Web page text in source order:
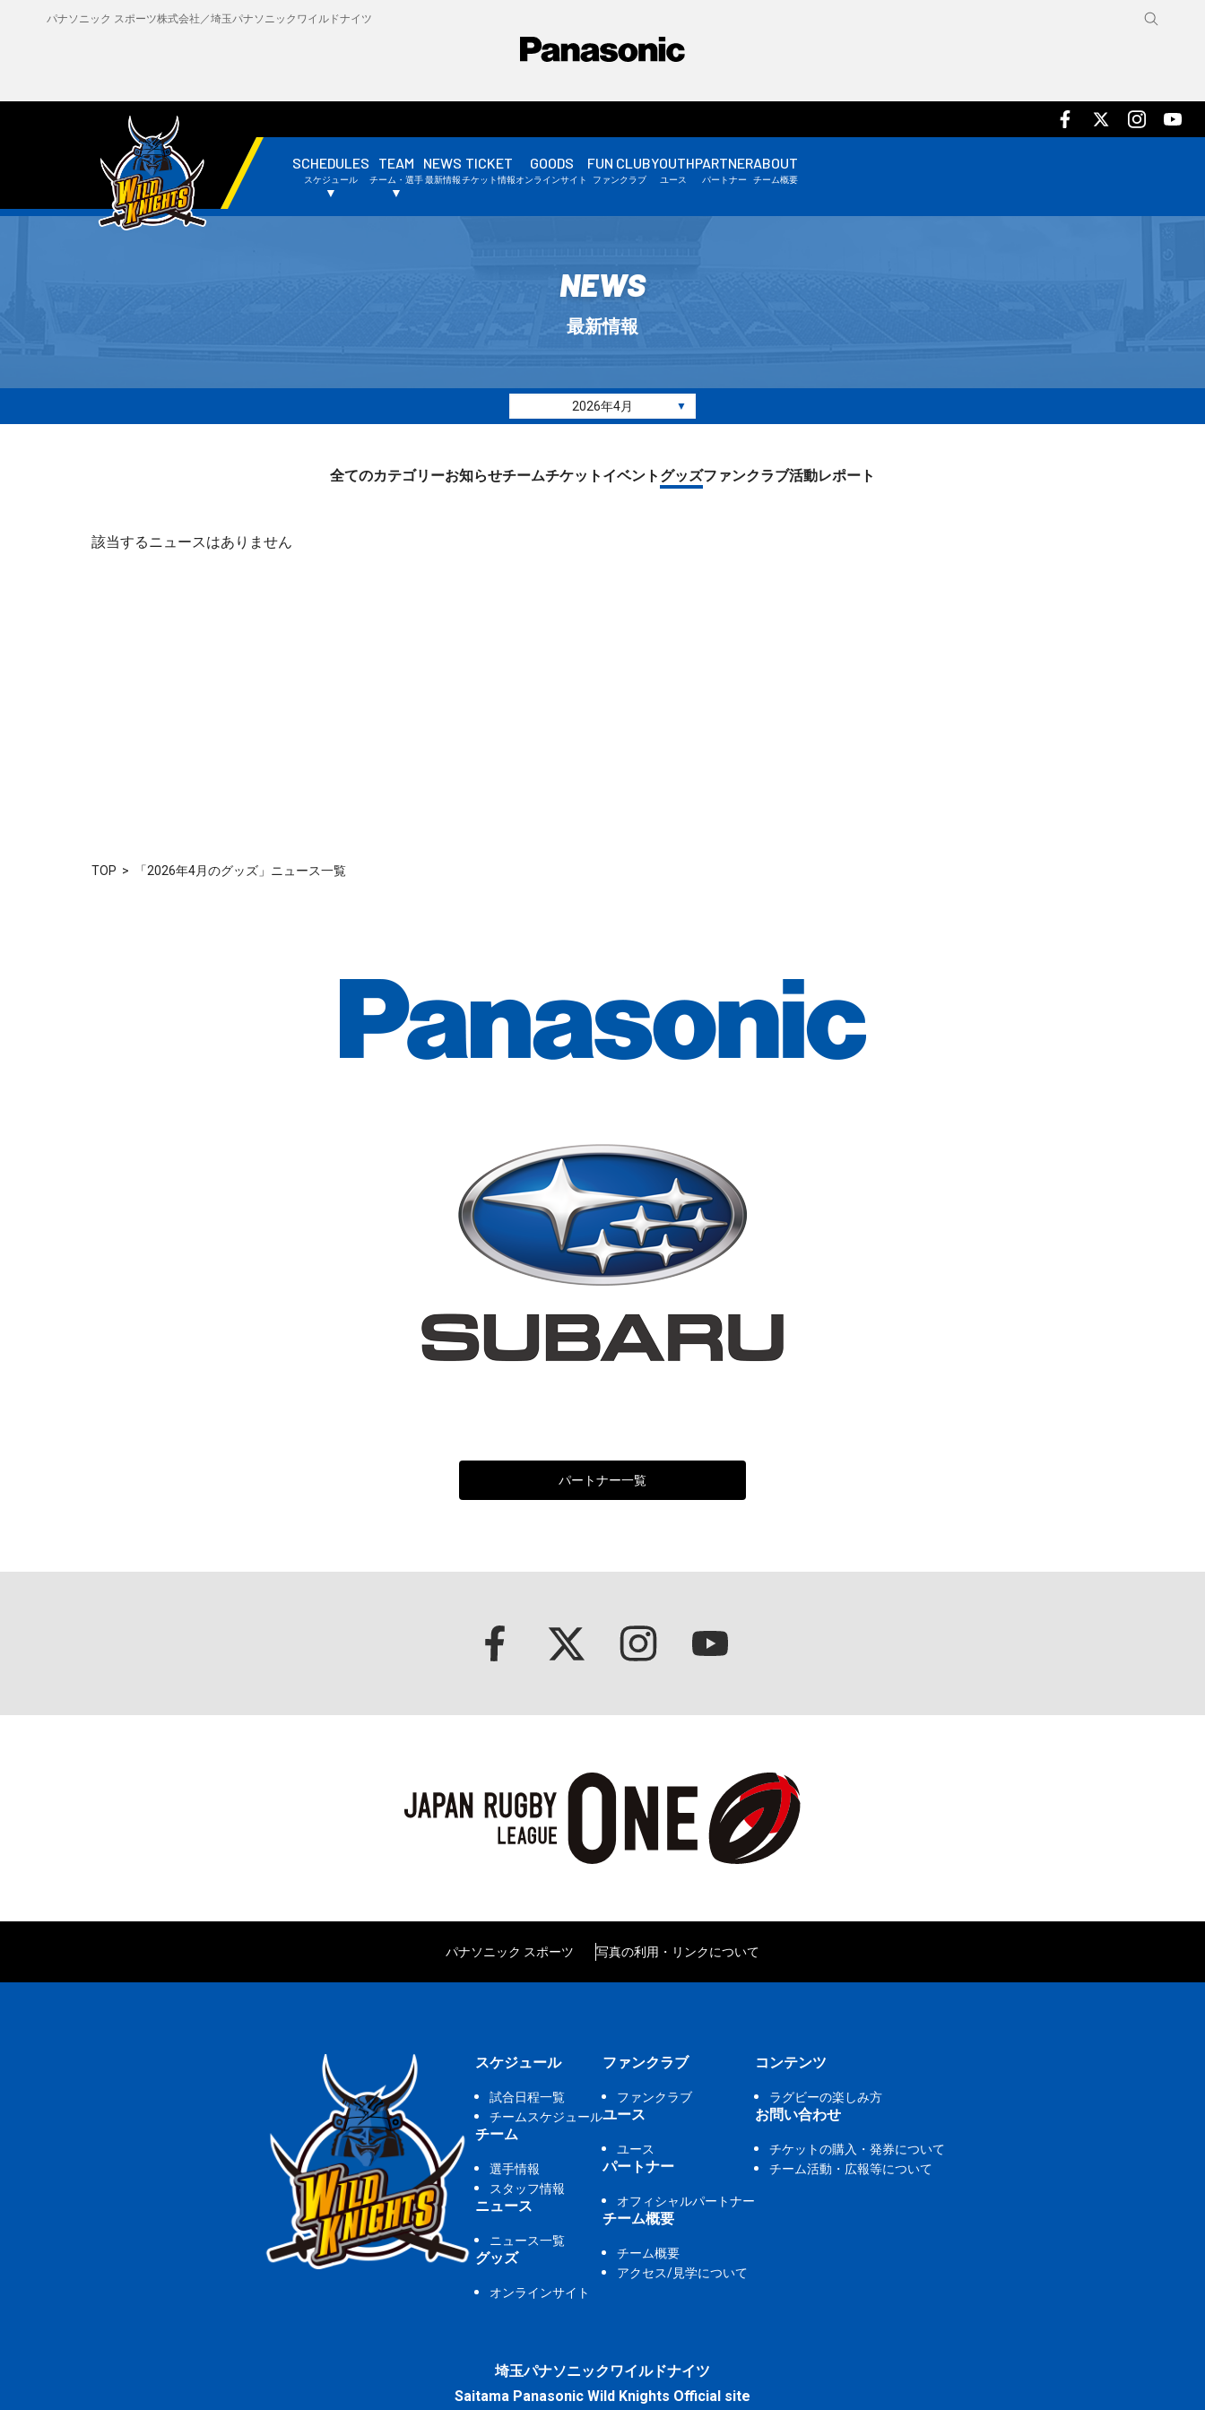
パナソニック スポーツ株式会社／埼玉パナソニックワイルドナイツ
SCHEDULES
スケジュール
▼
TEAM
チーム・選手
▼
NEWS
最新情報
TICKET
チケット情報
GOODS
オンラインサイト
FUN CLUB
ファンクラブ
YOUTH
ユース
PARTNER
パートナー
ABOUT
チーム概要
・試合日程・結果
・チームスケジュール
・選手情報
・スタッフ情報
NEWS
最新情報
2026年4月 ▼
全てのカテゴリーお知らせチームチケット イベント グッズファンクラブ活動レポート
該当するニュースはありません
TOP 「2026年4月のグッズ」ニュース一覧
パートナー一覧
パナソニック スポーツ 写真の利用・リンクについて
スケジュール
試合日程一覧
チームスケジュール
チーム
選手情報
スタッフ情報
ニュース
ニュース一覧
グッズ
オンラインサイト
ファンクラブ
ファンクラブ
ユース
ユース
パートナー
オフィシャルパートナー
チーム概要
チーム概要
アクセス/見学について
コンテンツ
ラグビーの楽しみ方
お問い合わせ
チケットの購入・発券について
チーム活動・広報等について
埼玉パナソニックワイルドナイツ
Saitama Panasonic Wild Knights Official site